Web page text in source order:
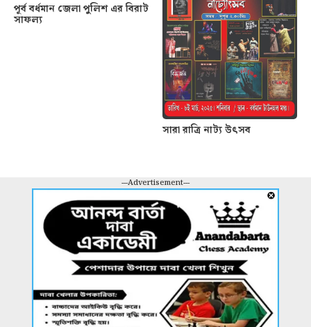
পূর্ব বর্ধমান জেলা পুলিশ এর বিরাট
সাফল্য
সারা রাত্রি নাট্য উৎসব
---Advertisement---